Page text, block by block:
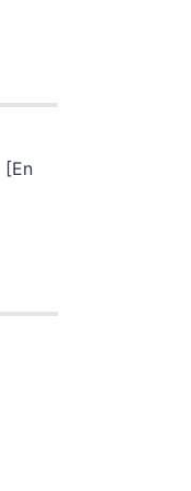
[En